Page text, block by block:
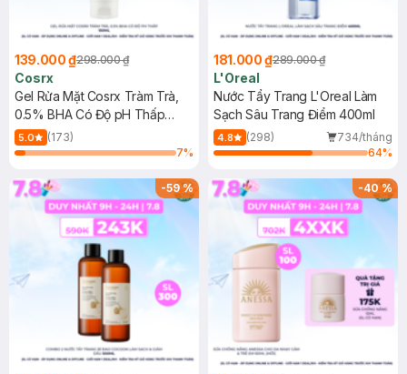
139.000 ₫298.000 ₫
Cosrx
Gel Rửa Mặt Cosrx Tràm Trà,
0.5% BHA Có Độ pH Thấp
150ml
5.0
(173)
7%
181.000 ₫289.000 ₫
L'Oreal
Nước Tẩy Trang L'Oreal Làm
Sạch Sâu Trang Điểm 400ml
4.8 (298)
734/tháng
64%
-59% -40%